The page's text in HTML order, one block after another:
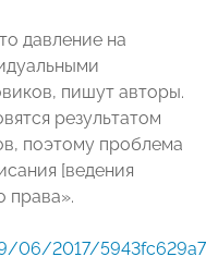
давление на
пишут авторы.
результатом
поэтому проблема
[ведения
права».
06/2017/